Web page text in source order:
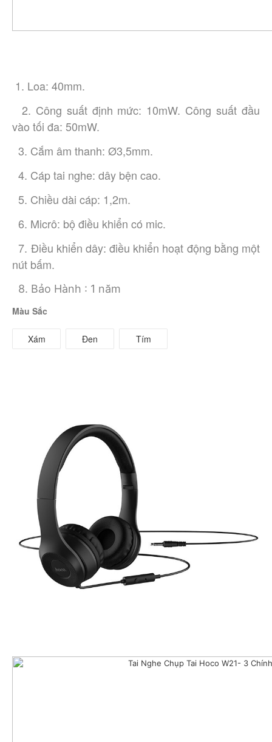
1. Loa: 40mm.
vào tối đa: 50mW.
  3. Cắm âm thanh: Ø3,5mm.
  4. Cáp tai nghe: dây bện cao.
  5. Chiều dài cáp: 1,2m.
  6. Micrô: bộ điều khiển có mic.
nút bấm.
8. Bảo Hành : 1 năm
Màu Sắc
Xám Đen Tím